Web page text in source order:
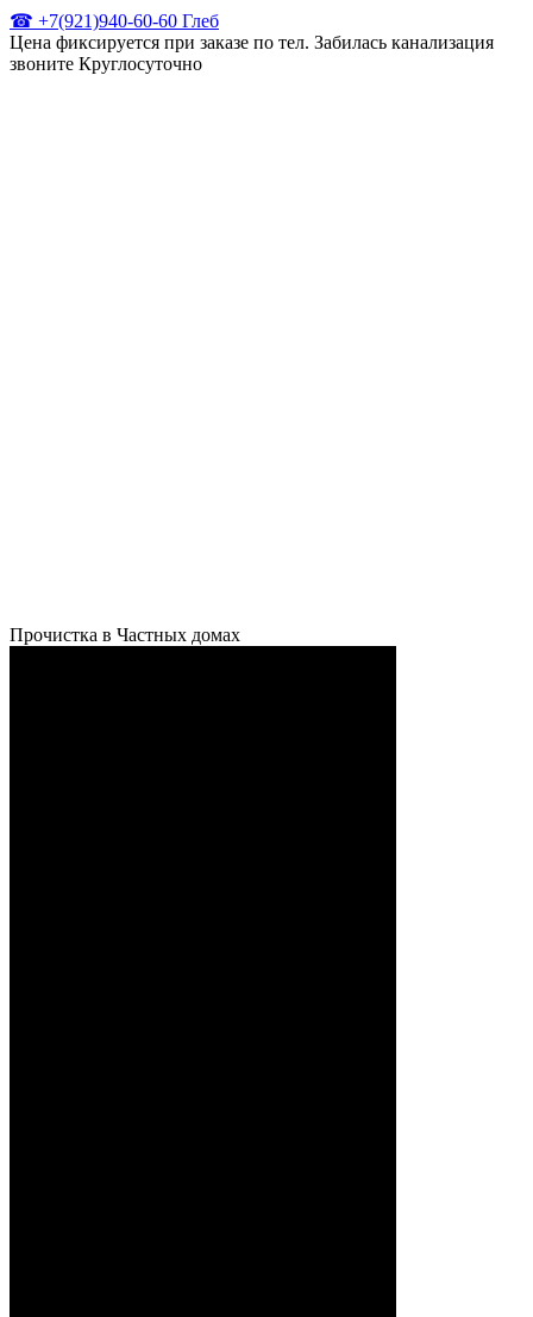
☎ +7(921)940-60-60 Глеб
Цена фиксируется при заказе по тел. Забилась канализация
звоните Круглосуточно
Прочистка в Частных домах